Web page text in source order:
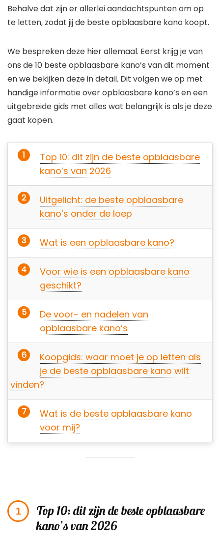
Behalve dat zijn er allerlei aandachtspunten om op
te letten, zodat jij de beste opblaasbare kano koopt.
We bespreken deze hier allemaal. Eerst krijg je van
ons de 10 beste opblaasbare kano’s van dit moment
en we bekijken deze in detail. Dit volgen we op met
handige informatie over opblaasbare kano’s en een
uitgebreide gids met alles wat belangrijk is als je deze
gaat kopen.
Top 10: dit zijn de beste opblaasbare
kano’s van 2026
Uitgelicht: de beste opblaasbare
kano’s onder de loep
Wat is een opblaasbare kano?
Voor wie is een opblaasbare kano
geschikt?
De voor- en nadelen van
opblaasbare kano’s
Koopgids: waar moet je op letten als
je de beste opblaasbare kano wilt
vinden?
Wat is de beste opblaasbare kano
voor mij?
Top 10: dit zijn de beste opblaasbare
kano’s van 2026